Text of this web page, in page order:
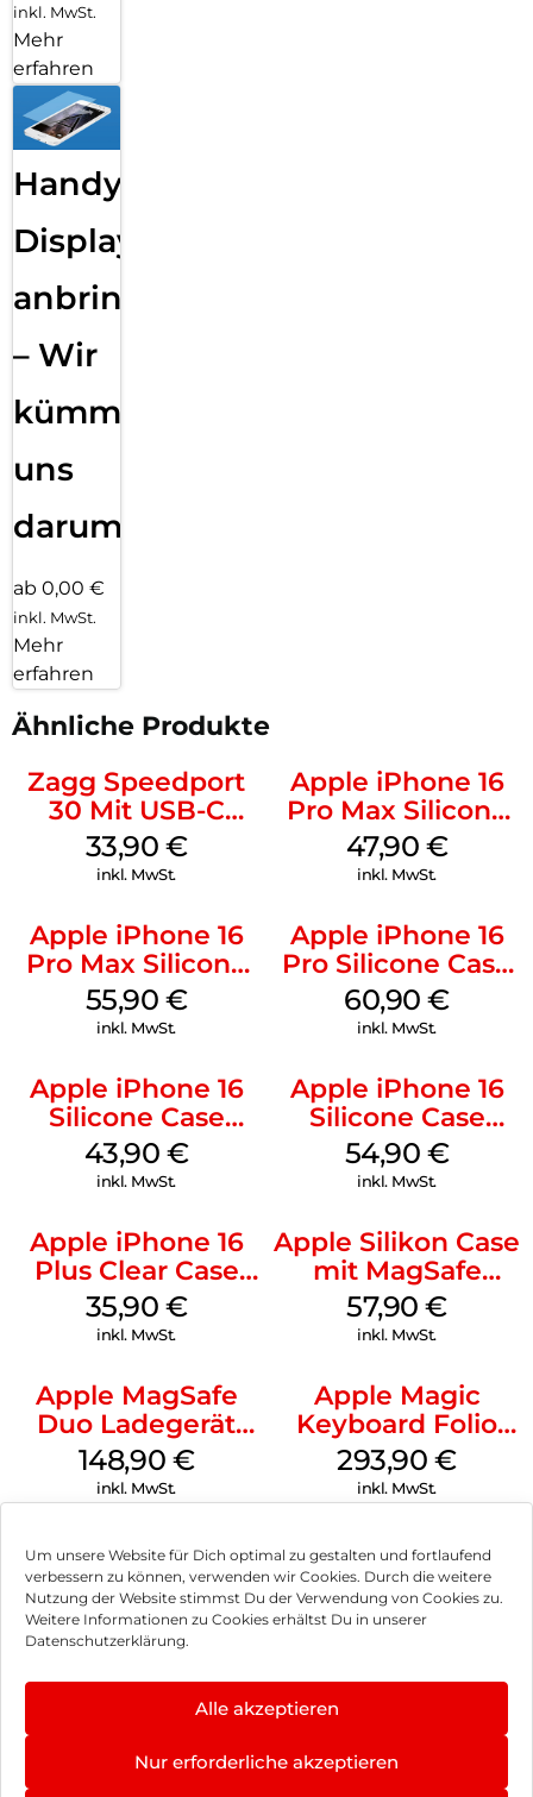
Um unsere Website für Dich optimal zu gestalten und fortlaufend
verbessern zu können, verwenden wir Cookies. Durch die weitere
Nutzung der Website stimmst Du der Verwendung von Cookies zu.
Weitere Informationen zu Cookies erhältst Du in unserer
Datenschutzerklärung.
Alle akzeptieren
Nur erforderliche akzeptieren
inkl. MwSt.
Mehr
erfahren
Handy
Displayfolie
anbringen
– Wir
kümmern
uns
darum!
ab 0,00 €
inkl. MwSt.
Mehr
erfahren
Ähnliche Produkte
Zagg Speedport
30 Mit USB-C
Kabel Weiß
33,90 €
inkl. MwSt.
Apple iPhone 16
Pro Max Silicone
Case MagSafe
Black
47,90 €
inkl. MwSt.
Apple iPhone 16
Pro Max Silicone
Case MagSafe
Stone Gray
55,90 €
inkl. MwSt.
Apple iPhone 16
Pro Silicone Case
MagSafe Stone
Gray
60,90€
inkl. MwSt.
Apple iPhone 16
Silicone Case
MagSafe Plum
43,90 €
inkl. MwSt.
Apple iPhone 16
Silicone Case
MagSafe Lake
Green
54,90 €
inkl. MwSt.
Apple iPhone 16
Plus Clear Case
MagSafe
Transparent
35,90 €
inkl. MwSt.
Apple Silikon Case
mit MagSafe
iPhone 14 Pro
(PRODUCT)RED
57,90€
inkl. MwSt.
Apple MagSafe
Duo Ladegerät
Weiß
148,90 €
inkl. MwSt.
Apple Magic
Keyboard Folio
iPad 10.9″ (10.Gen.)
Weiß
293,90€
inkl. MwSt.
Impressum